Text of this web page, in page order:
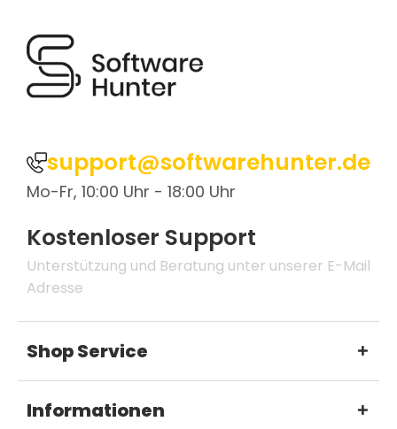
support@softwarehunter.de
Mo-Fr, 10:00 Uhr - 18:00 Uhr
Kostenloser Support
Unterstützung und Beratung unter unserer E-Mail
Adresse
Shop Service
Informationen